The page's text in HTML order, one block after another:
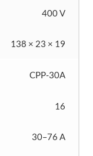
400 V
138 × 23 × 19
CPP-30A
16
30–76 A